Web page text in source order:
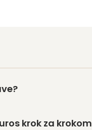
krok za krokom